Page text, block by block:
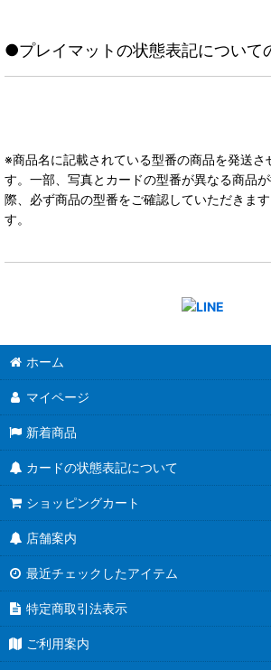
●プレイマットの状態表記について
※商品名に記載されている型番の商品を発送さ
す。一部、写真とカードの型番が異なる商品
際、必ず商品の型番をご確認していただきま
す。
ホーム
マイページ
新着商品
カードの状態表記について
ショッピングカート
店舗案内
最近チェックしたアイテム
特定商取引法表示
ご利用案内